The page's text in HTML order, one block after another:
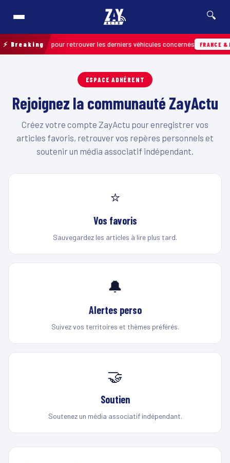
🔍
⚡ Breaking
de terrain pour retrouver les derniers véhicules concernés FRANCE &
ESPACE ADHÉRENT
Rejoignez la communauté ZayActu
Créez votre compte ZayActu pour enregistrer vos
articles favoris, retrouver vos repères personnels et
soutenir un média associatif indépendant.
⭐
Vos favoris
Sauvegardez les articles à lire plus tard.
🔔
Alertes perso
Suivez vos territoires et thèmes préférés.
🤝
Soutien
Soutenez un média associatif indépendant.